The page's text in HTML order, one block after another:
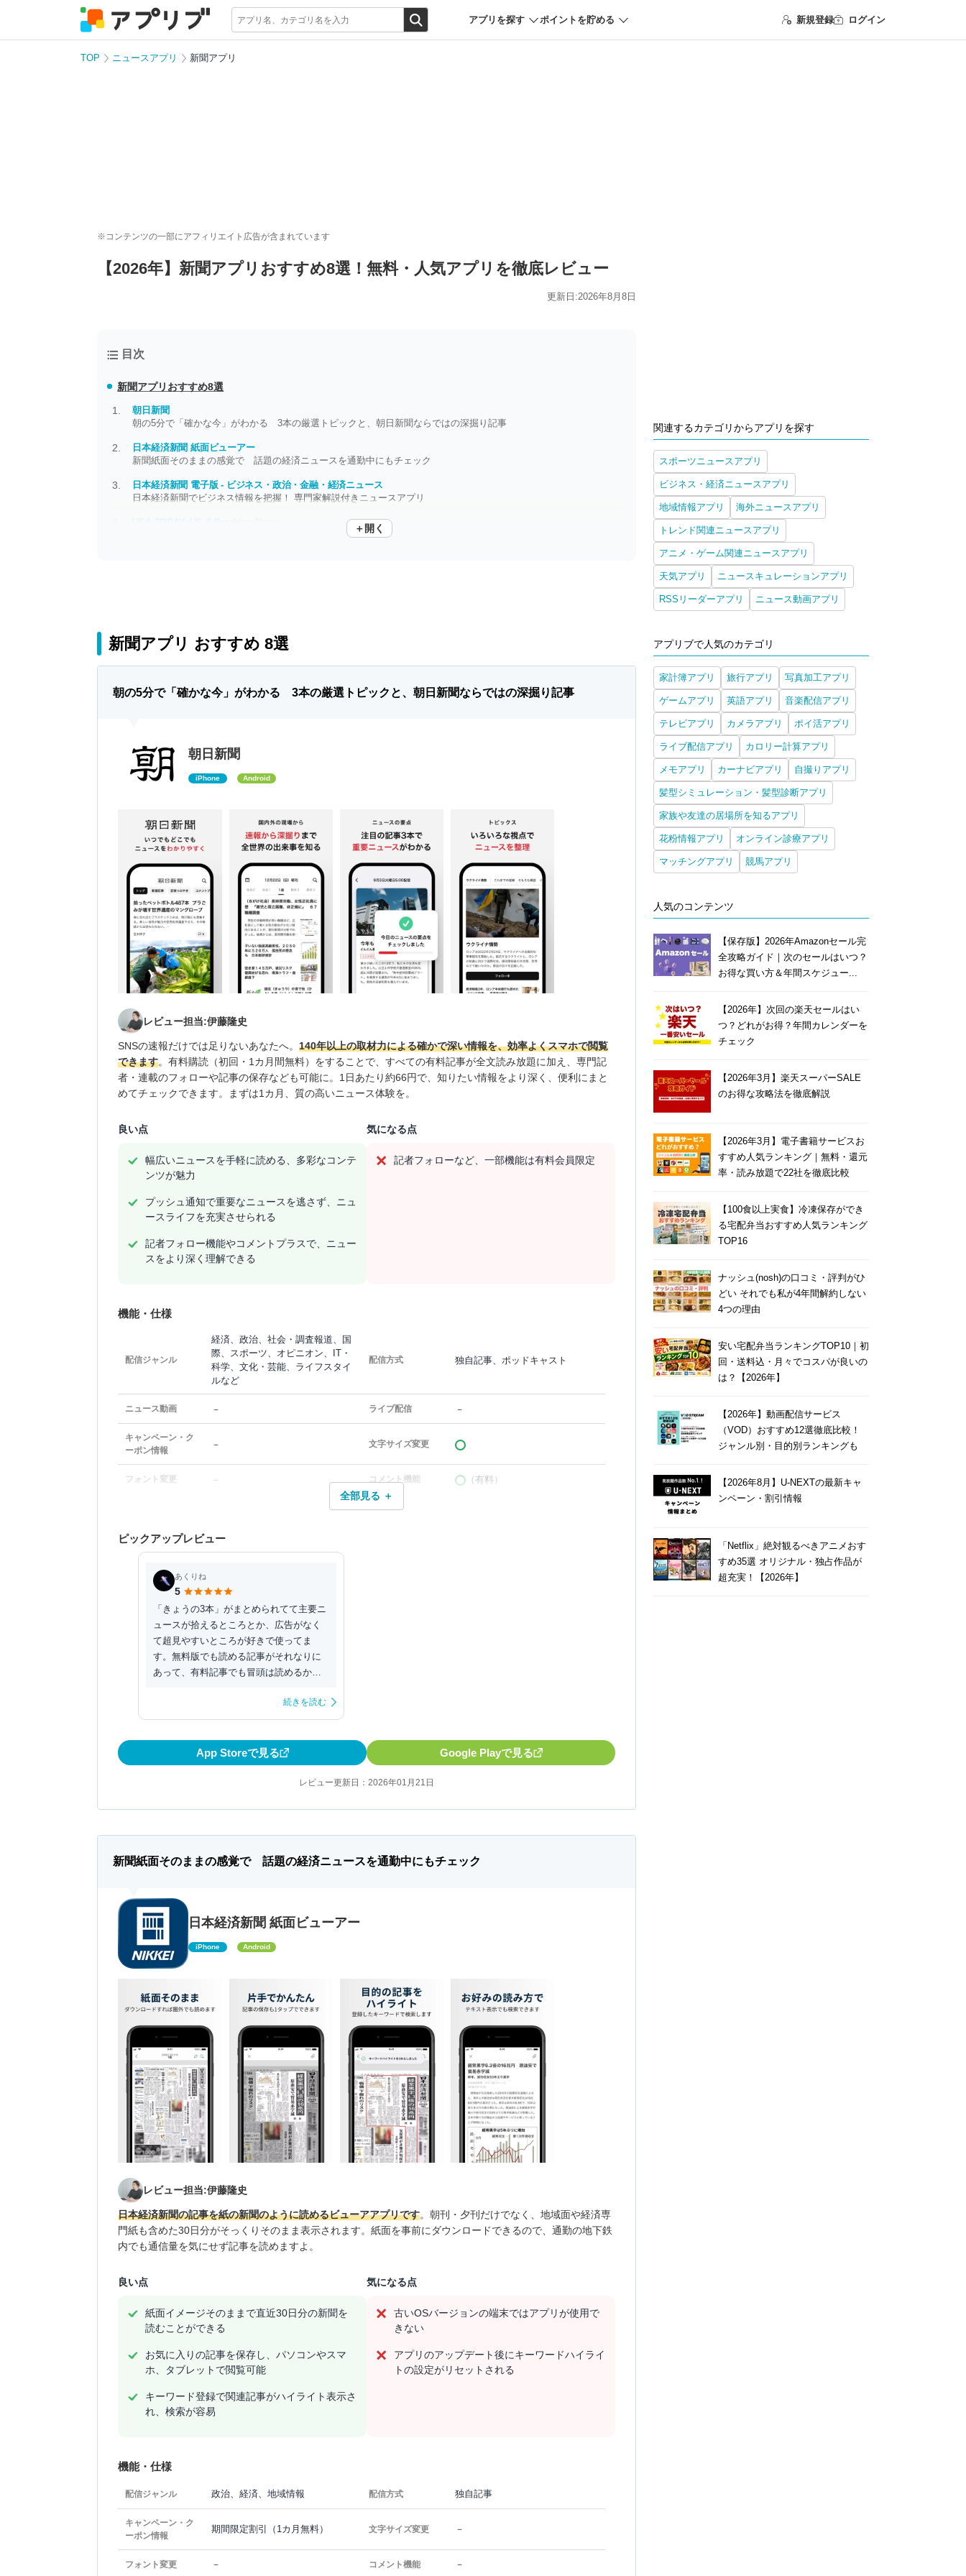
アプリを探す ポイントを貯める 新規登録 ログイン
TOP ニュースアプリ 新聞アプリ
※コンテンツの一部にアフィリエイト広告が含まれています
【2026年】新聞アプリおすすめ8選！無料・人気アプリを徹底レビュー
更新日:2026年8月8日
目次
新聞アプリおすすめ8選
朝日新聞
朝の5分で「確かな今」がわかる 3本の厳選トピックと、朝日新聞ならではの深掘り記事
日本経済新聞 紙面ビューアー
新聞紙面そのままの感覚で 話題の経済ニュースを通勤中にもチェック
日本経済新聞 電子版 - ビジネス・政治・金融・経済ニュース
日本経済新聞でビジネス情報を把握！ 専門家解説付きニュースアプリ
スキマ時間ですぐ読める 要点がまとまったビジネスニュースをチェック
＋開く
新聞アプリ おすすめ 8選
朝の5分で「確かな今」がわかる 3本の厳選トピックと、朝日新聞ならではの深掘り記事
朝日新聞
iPhone Android
レビュー担当:伊藤隆史
SNSの速報だけでは足りないあなたへ。140年以上の取材力による確かで深い情報を、効率よくスマホで閲覧
できます。有料購読（初回・1カ月間無料）をすることで、すべての有料記事が全文読み放題に加え、専門記
者・連載のフォローや記事の保存なども可能に。1日あたり約66円で、知りたい情報をより深く、便利にまと
めてチェックできます。まずは1カ月、質の高いニュース体験を。
良い点
幅広いニュースを手軽に読める、多彩なコンテ
ンツが魅力
プッシュ通知で重要なニュースを逃さず、ニュ
ースライフを充実させられる
記者フォロー機能やコメントプラスで、ニュー
スをより深く理解できる
気になる点
記者フォローなど、一部機能は有料会員限定
機能・仕様
配信ジャンル
経済、政治、社会・調査報道、国
際、スポーツ、オピニオン、IT・
科学、文化・芸能、ライフスタイ
ルなど
配信方式 独自記事、ポッドキャスト
ニュース動画 － ライブ配信 －
キャンペーン・ク
ーポン情報
－ 文字サイズ変更
フォント変更 － コメント機能 （有料）
全部見る ＋
ピックアップレビュー
あくりね
5
「きょうの3本」がまとめられてて主要ニ
ュースが拾えるところとか、広告がなく
て超見やすいところが好きで使ってま
す。無料版でも読める記事がそれなりに
あって、有料記事でも冒頭は読めるから
続きを読む
App Storeで見る Google Playで見る
レビュー更新日：2026年01月21日
新聞紙面そのままの感覚で 話題の経済ニュースを通勤中にもチェック
日本経済新聞 紙面ビューアー
iPhone Android
レビュー担当:伊藤隆史
日本経済新聞の記事を紙の新聞のように読めるビューアアプリです。朝刊・夕刊だけでなく、地域面や経済専
門紙も含めた30日分がそっくりそのまま表示されます。紙面を事前にダウンロードできるので、通勤の地下鉄
内でも通信量を気にせず記事を読めますよ。
良い点
紙面イメージそのままで直近30日分の新聞を
読むことができる
お気に入りの記事を保存し、パソコンやスマ
ホ、タブレットで閲覧可能
キーワード登録で関連記事がハイライト表示さ
れ、検索が容易
気になる点
古いOSバージョンの端末ではアプリが使用で
きない
アプリのアップデート後にキーワードハイライ
トの設定がリセットされる
機能・仕様
配信ジャンル 政治、経済、地域情報 配信方式 独自記事
キャンペーン・ク
ーポン情報
期間限定割引（1カ月無料） 文字サイズ変更 －
フォント変更 － コメント機能 －
関連するカテゴリからアプリを探す
スポーツニュースアプリ
ビジネス・経済ニュースアプリ
地域情報アプリ 海外ニュースアプリ
トレンド関連ニュースアプリ
アニメ・ゲーム関連ニュースアプリ
天気アプリ ニュースキュレーションアプリ
RSSリーダーアプリ ニュース動画アプリ
アプリブで人気のカテゴリ
家計簿アプリ 旅行アプリ 写真加工アプリ
ゲームアプリ 英語アプリ 音楽配信アプリ
テレビアプリ カメラアプリ ポイ活アプリ
ライブ配信アプリ カロリー計算アプリ
メモアプリ カーナビアプリ 自撮りアプリ
髪型シミュレーション・髪型診断アプリ
家族や友達の居場所を知るアプリ
花粉情報アプリ オンライン診療アプリ
マッチングアプリ 競馬アプリ
人気のコンテンツ
【保存版】2026年Amazonセール完
全攻略ガイド｜次のセールはいつ？
お得な買い方＆年間スケジュー...
【2026年】次回の楽天セールはい
つ？どれがお得？年間カレンダーを
チェック
【2026年3月】楽天スーパーSALE
のお得な攻略法を徹底解説
【2026年3月】電子書籍サービスお
すすめ人気ランキング｜無料・還元
率・読み放題で22社を徹底比較
【100食以上実食】冷凍保存ができ
る宅配弁当おすすめ人気ランキング
TOP16
ナッシュ(nosh)の口コミ・評判がひ
どい それでも私が4年間解約しない
4つの理由
安い宅配弁当ランキングTOP10｜初
回・送料込・月々でコスパが良いの
は？【2026年】
【2026年】動画配信サービス
（VOD）おすすめ12選徹底比較！
ジャンル別・目的別ランキングも
【2026年8月】U-NEXTの最新キャ
ンペーン・割引情報
「Netflix」絶対観るべきアニメおす
すめ35選 オリジナル・独占作品が
超充実！【2026年】